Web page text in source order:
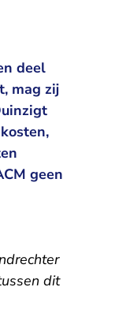
deel
mag zij
geen
dit